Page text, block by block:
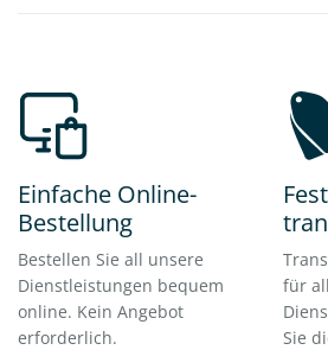
Einfache Online-
Bestellung
Bestellen Sie all unsere
Dienstleistungen bequem
online. Kein Angebot
erforderlich.
für
Sie